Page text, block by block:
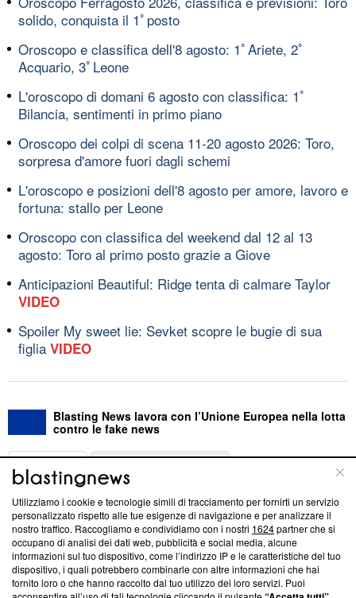
solido, conquista il 1ﾟposto
Oroscopo e classifica dell'8 agosto: 1ﾟAriete, 2ﾟ
Acquario, 3ﾟLeone
L'oroscopo di domani 6 agosto con classifica: 1ﾟ
Bilancia, sentimenti in primo piano
Oroscopo dei colpi di scena 11-20 agosto 2026: Toro,
sorpresa d'amore fuori dagli schemi
L'oroscopo e posizioni dell'8 agosto per amore, lavoro e
fortuna: stallo per Leone
Oroscopo con classifica del weekend dal 12 al 13
agosto: Toro al primo posto grazie a Giove
Anticipazioni Beautiful: Ridge tenta di calmare Taylor
VIDEO
Spoiler My sweet lie: Sevket scopre le bugie di sua
figlia VIDEO
Blasting News lavora con l’Unione Europea nella lotta
contro le fake news
ABOUT
Questa sezione offre informazioni trasparenti su Blasting
News, sui nostri processi editoriali e su come ci impegniamo a
creare news di qualità. Inoltre, afferma la nostra aderenza a
‘Trust Project - News with Integrity’Blasting News non è
ancora membro del programma, ma ha richiesto di farne
parte; Trust Project non ha ancora effettuato una verifica di
Utilizziamo i cookie e tecnologie simili di tracciamento per fornirti un servizio
personalizzato rispetto alle tue esigenze di navigazione e per analizzare il
nostro traffico. Raccogliamo e condividiamo con i nostri 1624partner che si
occupano di analisi dei dati web, pubblicità e social media, alcune
informazioni sul tuo dispositivo, come l’indirizzo IP e le caratteristiche del tuo
dispositivo, i quali potrebbero combinarle con altre informazioni che hai
fornito loro o che hanno raccolto dal tuo utilizzo dei loro servizi. Puoi